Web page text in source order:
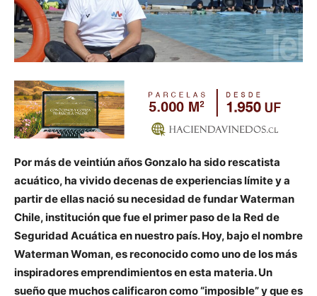
Por más de veintiún años Gonzalo ha sido rescatista
acuático, ha vivido decenas de experiencias límite y a
partir de ellas nació su necesidad de fundar Waterman
Chile, institución que fue el primer paso de la Red de
Seguridad Acuática en nuestro país. Hoy, bajo el nombre
Waterman Woman, es reconocido como uno de los más
inspiradores emprendimientos en esta materia. Un
sueño que muchos calificaron como “imposible” y que es